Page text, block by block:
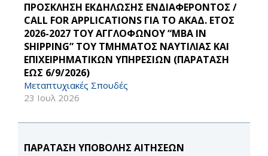
ΠΡΟΣΚΛΗΣΗ ΕΚΔΗΛΩΣΗΣ ΕΝΔΙΑΦΕΡΟΝΤΟΣ /
CALL FOR APPLICATIONS ΓΙΑ ΤΟ ΑΚΑΔ. ΕΤΟΣ
2026-2027 ΤΟΥ ΑΓΓΛΟΦΩΝΟΥ “MBA IN
SHIPPING” ΤΟΥ ΤΜΗΜΑΤΟΣ ΝΑΥΤΙΛΙΑΣ ΚΑΙ
ΕΠΙΧΕΙΡΗΜΑΤΙΚΩΝ ΥΠΗΡΕΣΙΩΝ (ΠΑΡΑΤΑΣΗ
ΕΩΣ 6/9/2026)
Μεταπτυχιακές Σπουδές
23 Ιουλ 2026
ΠΑΡΑΤΑΣΗ ΥΠΟΒΟΛΗΣ ΑΙΤΗΣΕΩΝ